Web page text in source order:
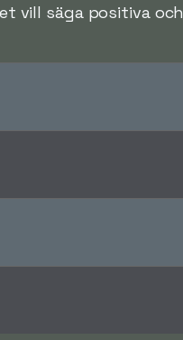
vill säga positiva och